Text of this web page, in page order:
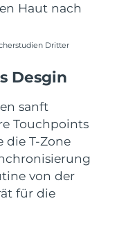
Haut nach
Dritter
Desgin
sanft
Touchpoints
die T-Zone
von der
für die
Erwartete Lieferung
11/08/2026
09/08/2026
Erwartete Lieferung
09/08/2026
Erwartete Lieferung
09/08/2026